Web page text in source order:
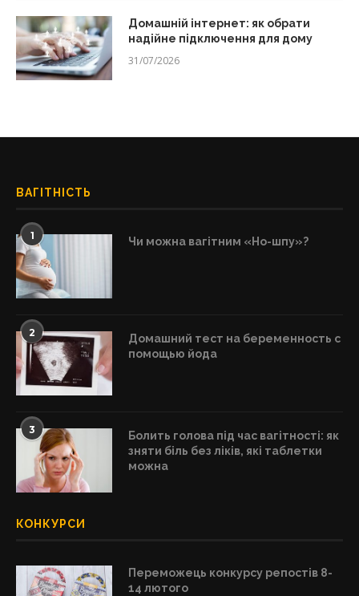
Домашній інтернет: як обрати
надійне підключення для дому
31/07/2026
ВАГІТНІСТЬ
1 Чи можна вагітним «Но-шпу»?
2
Домашний тест на беременность с
помощью йода
3
Болить голова під час вагітності: як
зняти біль без ліків, які таблетки
можна
КОНКУРСИ
Переможець конкурсу репостів 8-
14 лютого